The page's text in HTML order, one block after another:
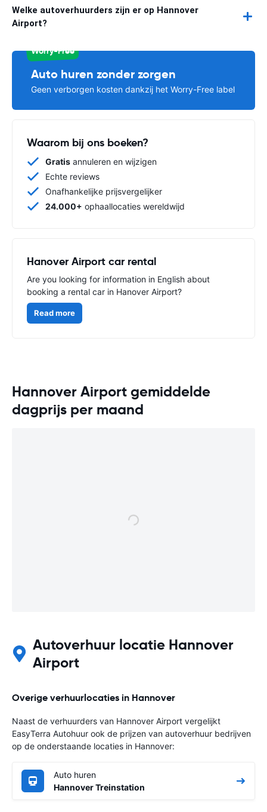
Welke autoverhuurders zijn er op Hannover
Airport?
Worry-Free
Auto huren zonder zorgen
Geen verborgen kosten dankzij het Worry-Free label
Waarom bij ons boeken?
Gratis annuleren en wijzigen
Echte reviews
Onafhankelijke prijsvergelijker
24.000+ ophaallocaties wereldwijd
Hanover Airport car rental
Are you looking for information in English about
booking a rental car in Hanover Airport?
Read more
Hannover Airport gemiddelde
dagprijs per maand
Autoverhuur locatie Hannover
Airport
Overige verhuurlocaties in Hannover
Naast de verhuurders van Hannover Airport vergelijkt
EasyTerra Autohuur ook de prijzen van autoverhuur bedrijven
op de onderstaande locaties in Hannover:
Auto huren
Hannover Treinstation